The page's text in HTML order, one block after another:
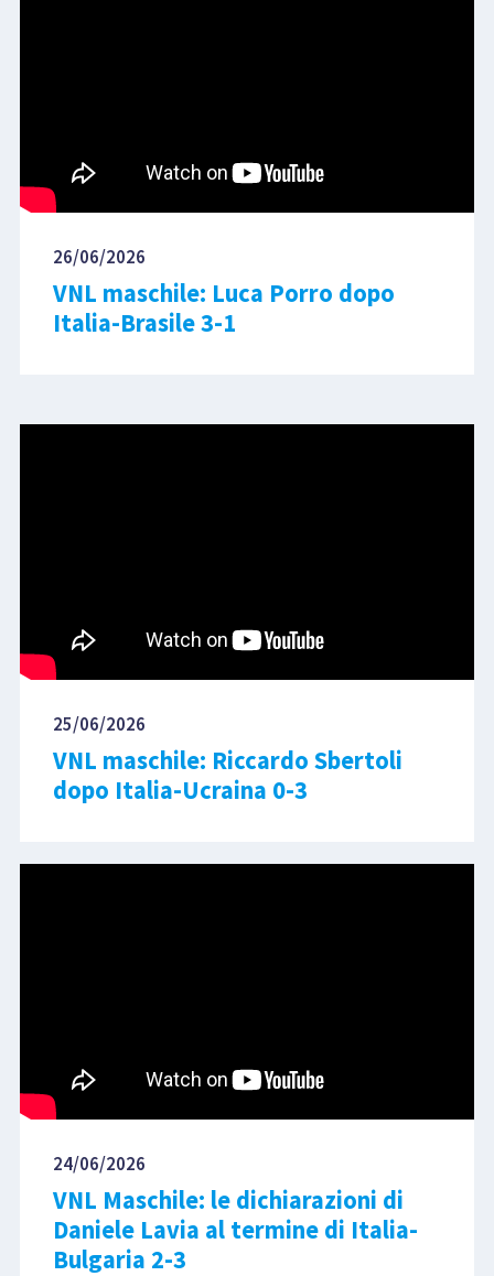
26/06/2026
VNL maschile: Luca Porro dopo
Italia-Brasile 3-1
25/06/2026
VNL maschile: Riccardo Sbertoli
dopo Italia-Ucraina 0-3
24/06/2026
VNL Maschile: le dichiarazioni di
Daniele Lavia al termine di Italia-
Bulgaria 2-3